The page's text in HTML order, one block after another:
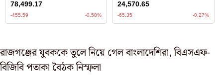
রাজগঞ্জের যুবককে তুলে নিয়ে গেল বাংলাদেশিরা, বিএসএফ-
বিজিবি পতাকা বৈঠক নিস্ফলা